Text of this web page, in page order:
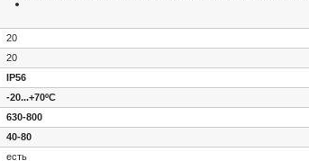
20
20
IP56
-20...+70ºС
630-800
40-80
есть